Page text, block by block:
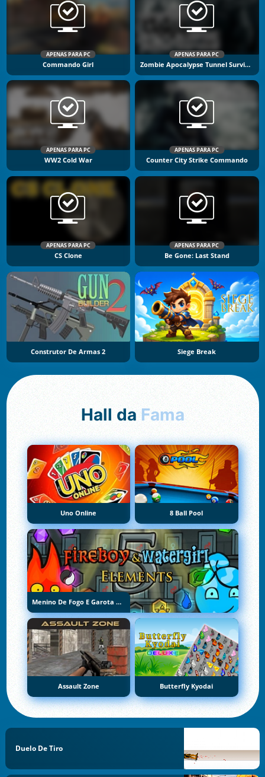
APENAS PARA PC
Commando Girl
APENAS PARA PC
Zombie Apocalypse Tunnel Survival
APENAS PARA PC
WW2 Cold War
APENAS PARA PC
Counter City Strike Commando
APENAS PARA PC
CS Clone
APENAS PARA PC
Be Gone: Last Stand
Construtor De Armas 2 Siege Break
Hall da Fama
Uno Online 8 Ball Pool
Menino De Fogo E Garota De Água 5: Elementos
Assault Zone Butterfly Kyodai
Duelo De Tiro